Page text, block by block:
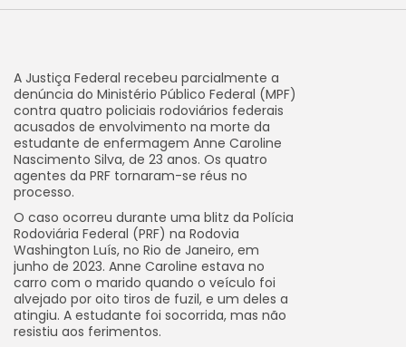
A Justiça Federal recebeu parcialmente a
denúncia do Ministério Público Federal (MPF)
contra quatro policiais rodoviários federais
acusados de envolvimento na morte da
estudante de enfermagem Anne Caroline
Nascimento Silva, de 23 anos. Os quatro
agentes da PRF tornaram-se réus no
processo.
O caso ocorreu durante uma blitz da Polícia
Rodoviária Federal (PRF) na Rodovia
Washington Luís, no Rio de Janeiro, em
junho de 2023. Anne Caroline estava no
carro com o marido quando o veículo foi
alvejado por oito tiros de fuzil, e um deles a
atingiu. A estudante foi socorrida, mas não
resistiu aos ferimentos.